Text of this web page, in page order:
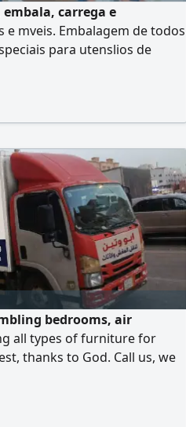
carrega e
mveis. Embalagem de todos
para utenslios de
bedrooms, air
all types of furniture for
thanks to God. Call us, we